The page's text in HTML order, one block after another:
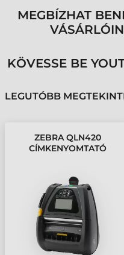
MEGBÍZHAT
KÖVESSE BE
LEGUTÓBB
ZEBRA QLN420
CÍMKENYOMTATÓ